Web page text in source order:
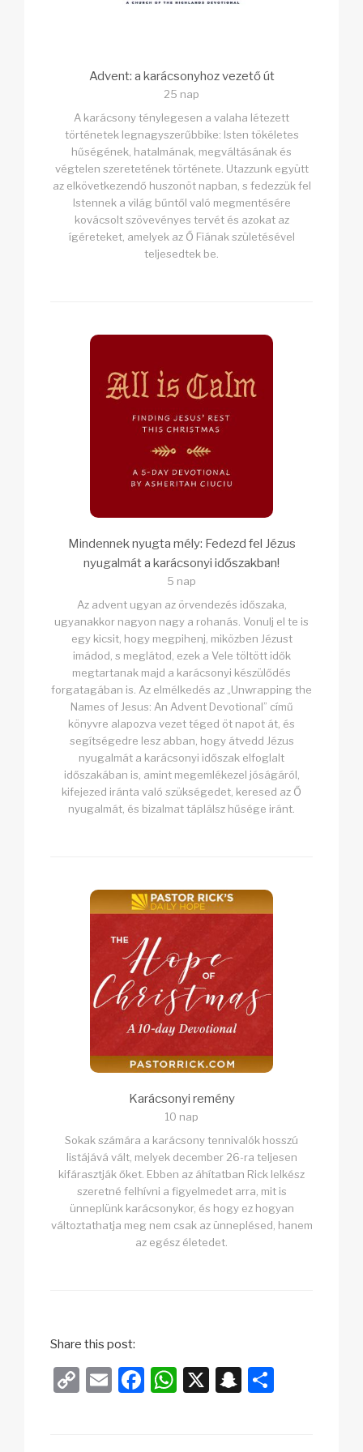
Advent: a karácsonyhoz vezető út
25 nap
A karácsony ténylegesen a valaha létezett
történetek legnagyszerűbbike: Isten tökéletes
hűségének, hatalmának, megváltásának és
végtelen szeretetének története. Utazzunk együtt
az elkövetkezendő huszonöt napban, s fedezzük fel
Istennek a világ bűntől való megmentésére
kovácsolt szövevényes tervét és azokat az
ígéreteket, amelyek az Ő Fiának születésével
teljesedtek be.
Mindennek nyugta mély: Fedezd fel Jézus
nyugalmát a karácsonyi időszakban!
5 nap
Az advent ugyan az örvendezés időszaka,
ugyanakkor nagyon nagy a rohanás. Vonulj el te is
egy kicsit, hogy megpihenj, miközben Jézust
imádod, s meglátod, ezek a Vele töltött idők
megtartanak majd a karácsonyi készülődés
forgatagában is. Az elmélkedés az „Unwrapping the
Names of Jesus: An Advent Devotional” című
könyvre alapozva vezet téged öt napot át, és
segítségedre lesz abban, hogy átvedd Jézus
nyugalmát a karácsonyi időszak elfoglalt
időszakában is, amint megemlékezel jóságáról,
kifejezed iránta való szükségedet, keresed az Ő
nyugalmát, és bizalmat táplálsz hűsége iránt.
Karácsonyi remény
10 nap
Sokak számára a karácsony tennivalók hosszú
listájává vált, melyek december 26-ra teljesen
kifárasztják őket. Ebben az áhítatban Rick lelkész
szeretné felhívni a figyelmedet arra, mit is
ünneplünk karácsonykor, és hogy ez hogyan
változtathatja meg nem csak az ünneplésed, hanem
az egész életedet.
Share this post:
C
E
F
W X
S